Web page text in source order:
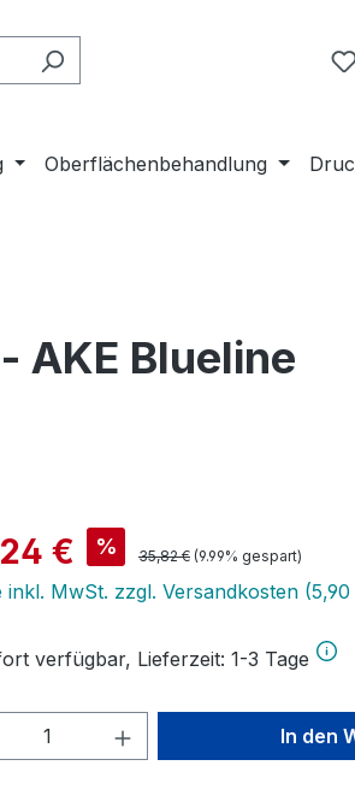
Oberflächenbehandlung
AKE Blueline
€ % Regulärer Preis:
35,82 € (9.99% gespart)
inkl. MwSt. zzgl. Versandkosten
verfügbar, Lieferzeit: 1-3 Tage
Anzahl: Gib denIn den